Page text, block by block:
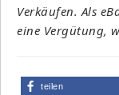
Verkäufen. Als
eine Vergütung,
teilen